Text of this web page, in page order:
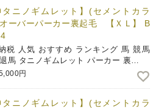
タニノギムレット】(セメントカラ
ーバーパーカー裏起毛 【ＸＬ】 B
税 人気 おすすめ ランキング 馬 競馬
馬 タニノギムレット パーカー 裏…
円
タニノギムレット】(セメントカラ